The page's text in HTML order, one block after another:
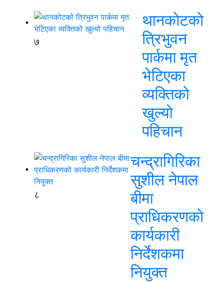
७
थानकोटको
त्रिभुवन
पार्कमा मृत
भेटिएका
व्यक्तिको
खुल्यो
पहिचान
८
चन्द्रागिरिका
सुशील नेपाल
बीमा
प्राधिकरणको
कार्यकारी
निर्देशकमा
नियुक्त